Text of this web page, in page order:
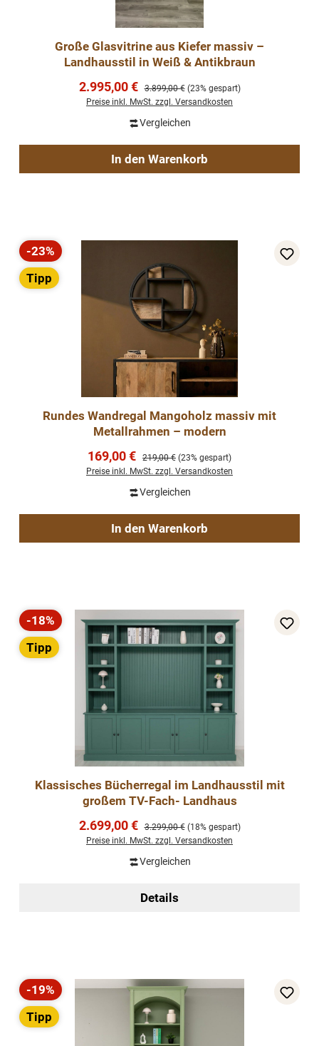
Große Glasvitrine aus Kiefer massiv –
Landhausstil in Weiß & Antikbraun
Verkaufspreis:
2.995,00 € Regulärer Preis:
3.899,00 € (23% gespart)
Preise inkl. MwSt. zzgl. Versandkosten
Vergleichen
In den Warenkorb
Rabatt
-23%
Tipp
Rundes Wandregal Mangoholz massiv mit
Metallrahmen – modern
Verkaufspreis:
169,00 € Regulärer Preis:
219,00 € (23% gespart)
Preise inkl. MwSt. zzgl. Versandkosten
Vergleichen
In den Warenkorb
Rabatt
-18%
Tipp
Klassisches Bücherregal im Landhausstil mit
großem TV-Fach- Landhaus
Verkaufspreis:
2.699,00 € Regulärer Preis:
3.299,00 € (18% gespart)
Preise inkl. MwSt. zzgl. Versandkosten
Vergleichen
Details
Rabatt
-19%
Tipp